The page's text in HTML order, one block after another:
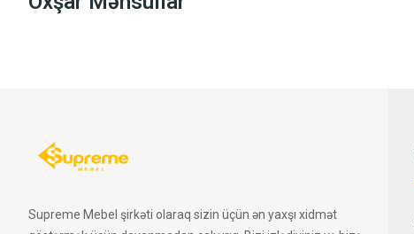
Supreme Mebel şirkəti olaraq sizin üçün ən yaxşı xidmət